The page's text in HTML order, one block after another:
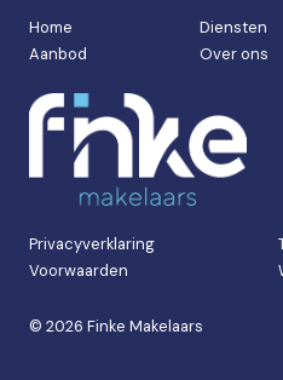
© 2026 Finke Makelaars
Privacyverklaring
Voorwaarden
Home
Aanbod
Diensten
Over ons